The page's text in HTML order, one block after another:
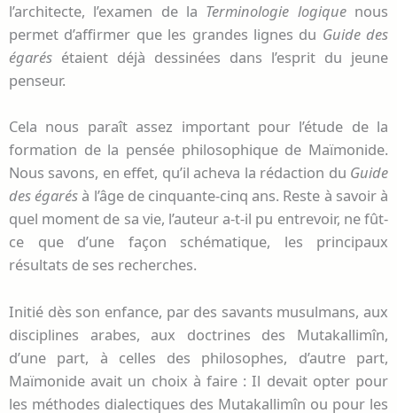
l’architecte, l’examen de la Terminologie logiquenous
permet d’affirmer que les grandes lignes du Guide des
égarés étaient déjà dessinées dans l’esprit du jeune
penseur.
Cela nous paraît assez important pour l’étude de la
formation de la pensée philosophique de Maïmonide.
Nous savons, en effet, qu’il acheva la rédaction du Guide
des égarésà l’âge de cinquante-cinq ans. Reste à savoir à
quel moment de sa vie, l’auteur a-t-il pu entrevoir, ne fût-
ce que d’une façon schématique, les principaux
résultats de ses recherches.
Initié dès son enfance, par des savants musulmans, aux
disciplines arabes, aux doctrines des Mutakallimîn,
d’une part, à celles des philosophes, d’autre part,
Maïmonide avait un choix à faire : Il devait opter pour
les méthodes dialectiques des Mutakallimîn ou pour les